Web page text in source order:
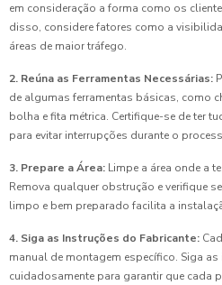
em consideração a forma como os
disso, considere fatores como a
áreas de maior tráfego.
2. Reúna as Ferramentas Necessárias:
de algumas ferramentas básicas, como
bolha e fita métrica. Certifique-se de ter
para evitar interrupções durante o
3. Prepare a Área: Limpe a área onde a
Remova qualquer obstrução e verifique
limpo e bem preparado facilita a
4. Siga as Instruções do Fabricante:
manual de montagem específico. Siga
cuidadosamente para garantir que cada